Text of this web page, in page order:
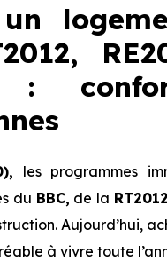
:
les programmes
du BBC, de la RT2012
Aujourd’hui,
à vivre toute